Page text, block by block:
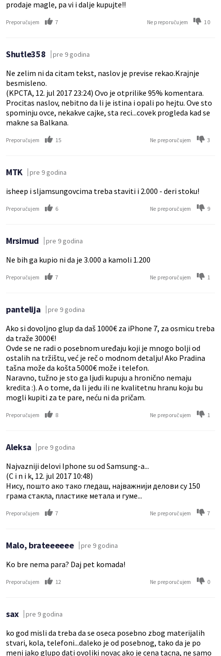
prodaje magle, pa vi i dalje kupujte!!
Preporučujem 7 Ne preporučujem 10
Shutle358 pre 9 godina
Ne zelim ni da citam tekst, naslov je previse rekao.Krajnje
besmisleno.
(KPCTA, 12. jul 2017 23:24) Ovo je otprilike 95% komentara.
Procitas naslov, nebitno da li je istina i opali po hejtu. Ove sto
spominju ovce, nekakve cajke, sta reci...covek progleda kad se
makne sa Balkana.
Preporučujem 15 Ne preporučujem 3
MTK pre 9 godina
isheep i sljamsungovcima treba staviti i 2.000 - deri stoku!
Preporučujem 6 Ne preporučujem 9
Mrsimud pre 9 godina
Ne bih ga kupio ni da je 3.000 a kamoli 1.200
Preporučujem 7 Ne preporučujem 1
pantelija pre 9 godina
Ako si dovoljno glup da daš 1000€ za iPhone 7, za osmicu treba
da traže 3000€!
Ovde se ne radi o posebnom uređaju koji je mnogo bolji od
ostalih na tržištu, već je reč o modnom detalju! Ako Pradina
tašna može da košta 5000€ može i telefon.
Naravno, tužno je sto ga ljudi kupuju a hronično nemaju
kredita :). A o tome, da li jedu ili ne kvalitetnu hranu koju bu
mogli kupiti za te pare, neću ni da pričam.
Preporučujem 8 Ne preporučujem 1
Aleksa pre 9 godina
Najvazniji delovi Iphone su od Samsung-a...
(C i n i k, 12. jul 2017 10:48)
Нису, пошто ако тако гледаш, најважнији делови су 150
грама стакла, пластике метала и гуме...
Preporučujem 7 Ne preporučujem 7
Malo, brateeeeee pre 9 godina
Ko bre nema para? Daj pet komada!
Preporučujem 12 Ne preporučujem 0
sax pre 9 godina
ko god misli da treba da se oseca posebno zbog materijalih
stvari, kola, telefoni...daleko je od posebnog, tako da je po
meni jako glupo dati ovoliki novac ako je cena tacna, ne samo